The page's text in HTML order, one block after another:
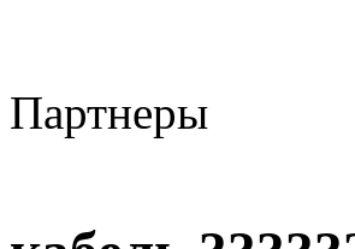
Партнеры